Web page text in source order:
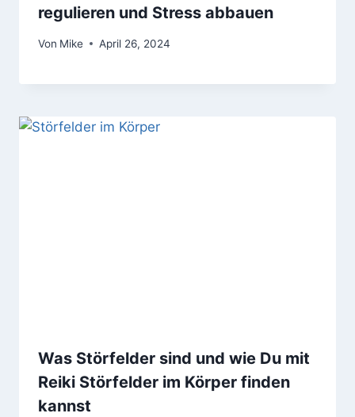
regulieren und Stress abbauen
Von Mike April 26, 2024
Was Störfelder sind und wie Du mit
Reiki Störfelder im Körper finden
kannst